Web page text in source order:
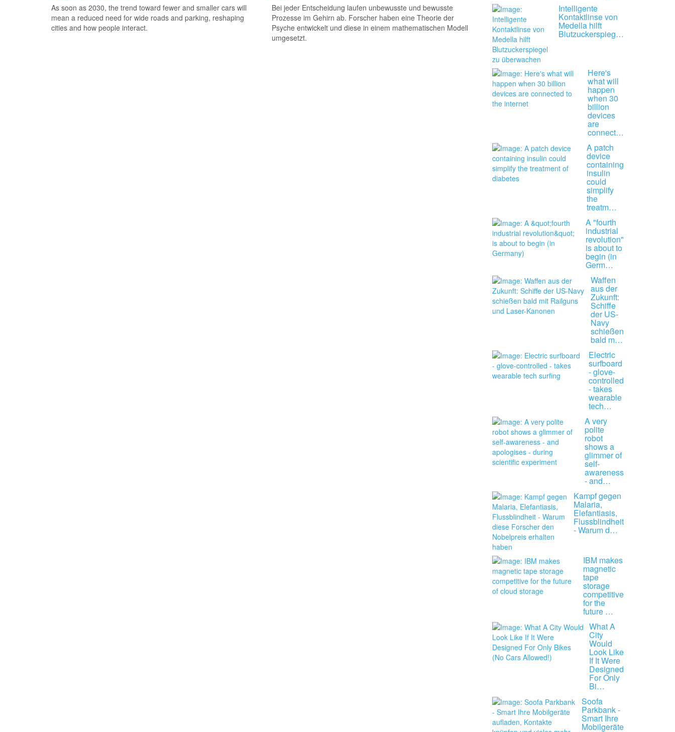
As soon as 2030, the trend toward fewer and smaller cars will
mean a reduced need for wide roads and parking, reshaping
cities and how people interact.
Bei jeder Entscheidung laufen unbewusste und bewusste
Prozesse im Gehirn ab. Forscher haben eine Theorie der
Psyche entwickelt und diese in einem mathematischen Modell
umgesetzt.
Intelligente
Kontaktlinse von
Medella hilft
Blutzuckerspieg…
Here's
what will
happen
when 30
billion
devices
are
connect…
A patch
device
containing
insulin
could
simplify
the
treatm…
A "fourth
industrial
revolution"
is about to
begin (in
Germ…
Waffen
aus der
Zukunft:
Schiffe
der US-
Navy
schießen
bald m…
Electric
surfboard
- glove-
controlled
- takes
wearable
tech…
A very
polite
robot
shows a
glimmer of
self-
awareness
- and…
Kampf gegen
Malaria,
Elefantiasis,
Flussblindheit
- Warum d…
IBM makes
magnetic
tape
storage
competitive
for the
future …
What A
City
Would
Look Like
If It Were
Designed
For Only
Bi…
Soofa
Parkbank -
Smart Ihre
Mobilgeräte